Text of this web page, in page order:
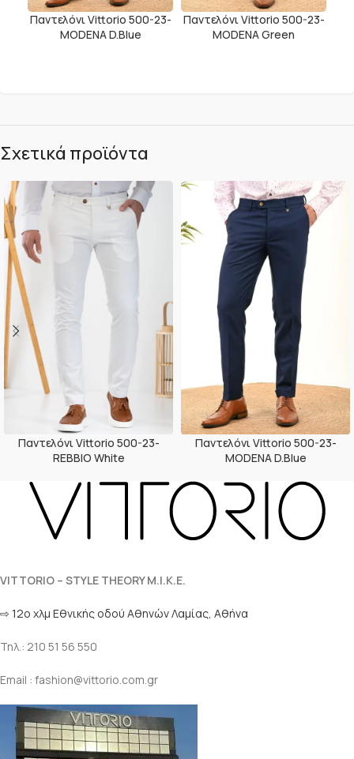
Παντελόνι Vittorio 500-23-
MODENA D.Blue
Παντελόνι Vittorio 500-23-
MODENA Green
Σχετικά προϊόντα
Παντελόνι Vittorio 500-23-
REBBIO White
Παντελόνι Vittorio 500-23-
MODENA D.Blue
VITTORIO – STYLE THEORY M.I.K.E.
⇨ 12ο χλμ Eθνικής οδού Αθηνών Λαμίας, Αθήνα
Τηλ.: 210 51 56 550
Email : fashion@vittorio.com.gr